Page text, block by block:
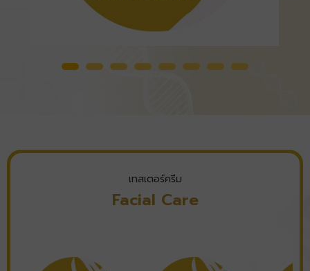
เทสเตอร์ครีม
Facial Care